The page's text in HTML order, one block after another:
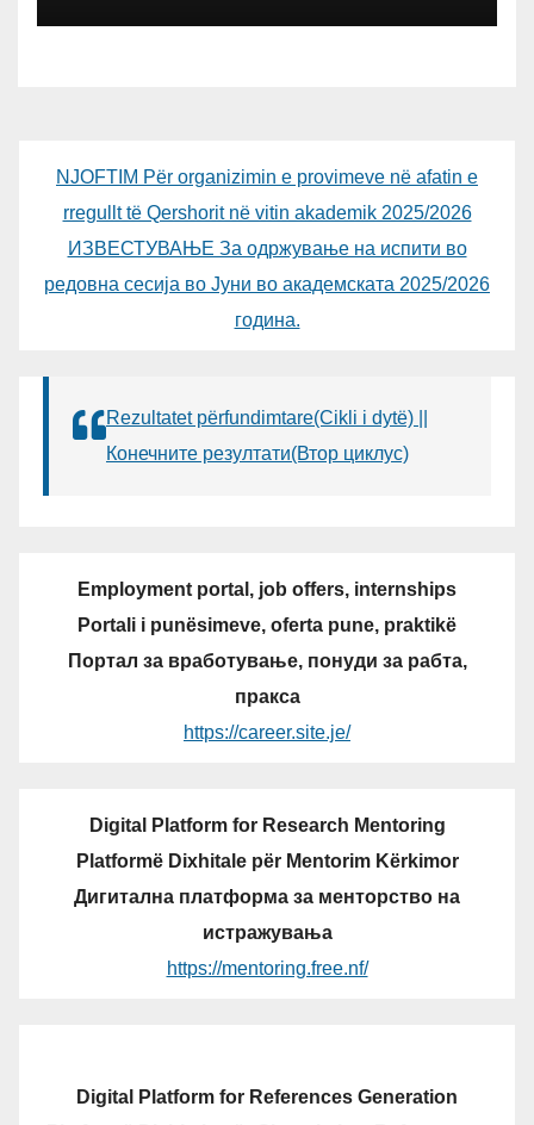
NJOFTIM Për organizimin e provimeve në afatin e
rregullt të Qershorit në vitin akademik 2025/2026
ИЗВЕСТУВАЊЕ За одржување на испити во
редовна сесија во Јуни во академската 2025/2026
година.
Rezultatet përfundimtare(Cikli i dytë) ||
Конечните резултати(Втор циклус)
Employment portal, job offers, internships
Portali i punësimeve, oferta pune, praktikë
Портал за вработување, понуди за рабта,
пракса
https://career.site.je/
Digital Platform for Research Mentoring
Platformë Dixhitale për Mentorim Kërkimor
Дигитална платформа за менторство на
истражувања
https://mentoring.free.nf/
Digital Platform for References Generation